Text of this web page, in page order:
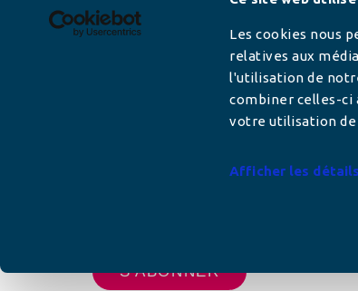
Les cookies nous
relatives aux
l'utilisation de
combiner celles-ci
votre utilisation de
Afficher les détails